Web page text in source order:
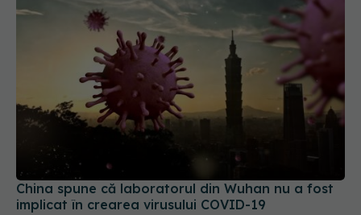
China spune că laboratorul din Wuhan nu a fost
implicat în crearea virusului COVID-19
12 feb 2025, 11:25